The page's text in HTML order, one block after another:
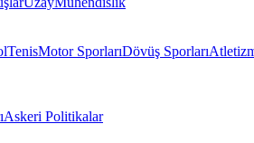
TenisMotor SporlarıDövüş Sporları
Askeri Politikalar